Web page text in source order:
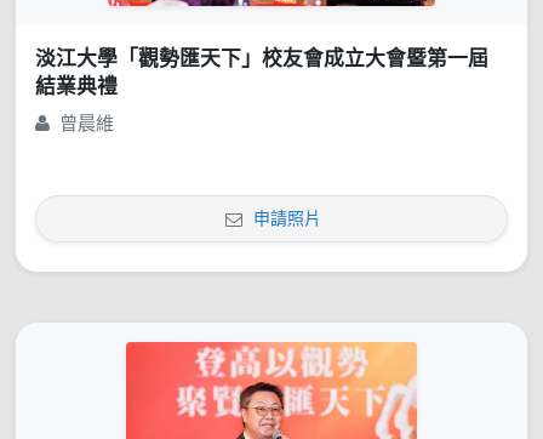
淡江大學「觀勢匯天下」校友會成立大會暨第一屆
結業典禮
曾晨維
申請照片